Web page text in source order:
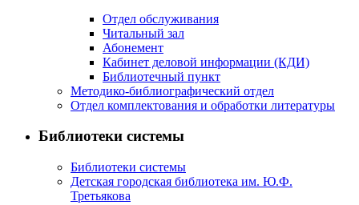
Отдел обслуживания
Читальный зал
Абонемент
Кабинет деловой информации (КДИ)
Библиотечный пункт
Методико-библиографический отдел
Отдел комплектования и обработки литературы
Библиотеки системы
Библиотеки системы
Детская городская библиотека им. Ю.Ф.
Третьякова